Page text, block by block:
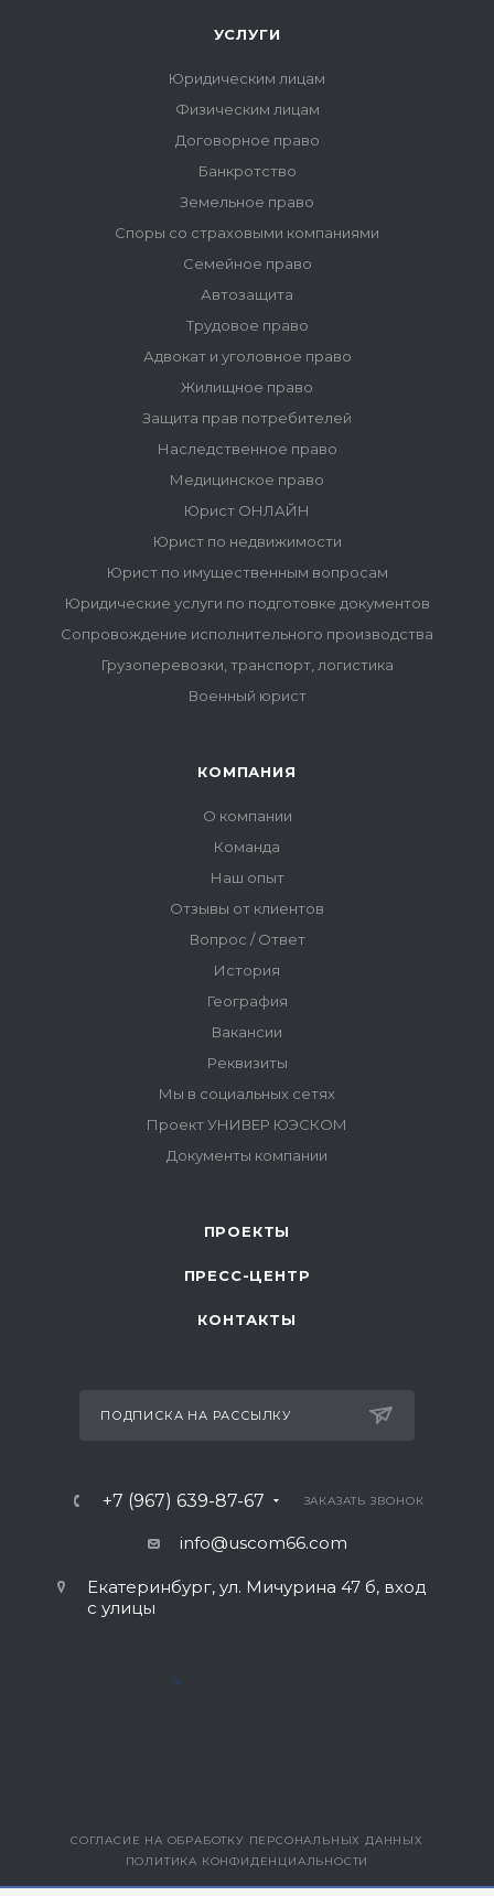
ПРОЕКТЫ
ПРЕСС-ЦЕНТР
КОНТАКТЫ
ПОДПИСКА НА РАССЫЛКУ
+7 (967) 639-87-67 ЗАКАЗАТЬ ЗВОНОК
info@uscom66.com
Екатеринбург, ул. Мичурина 47 б, вход
с улицы
>
ВЕРСИЯ ДЛЯ ПЕЧАТИ
СОГЛАСИЕ НА ОБРАБОТКУ ПЕРСОНАЛЬНЫХ ДАННЫХ
ПОЛИТИКА КОНФИДЕНЦИАЛЬНОСТИ